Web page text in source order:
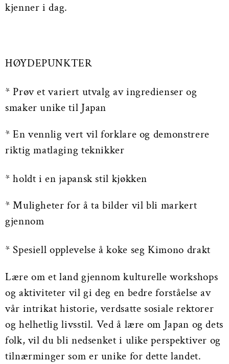
kjenner i dag.
HØYDEPUNKTER
* Prøv et variert utvalg av ingredienser og
smaker unike til Japan
* En vennlig vert vil forklare og demonstrere
riktig matlaging teknikker
* holdt i en japansk stil kjøkken
* Muligheter for å ta bilder vil bli markert
gjennom
* Spesiell opplevelse å koke seg Kimono drakt
Lære om et land gjennom kulturelle workshops
og aktiviteter vil gi deg en bedre forståelse av
vår intrikat historie, verdsatte sosiale rektorer
og helhetlig livsstil. Ved å lære om Japan og dets
folk, vil du bli nedsenket i ulike perspektiver og
tilnærminger som er unike for dette landet.